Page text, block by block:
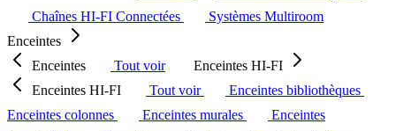
Chaînes HI-FI Connectées
Systèmes Multiroom
Enceintes
Enceintes
Tout voir
Enceintes HI-FI
Enceintes HI-FI
Tout voir
Enceintes bibliothèques
Enceintes colonnes
Enceintes murales
Enceintes